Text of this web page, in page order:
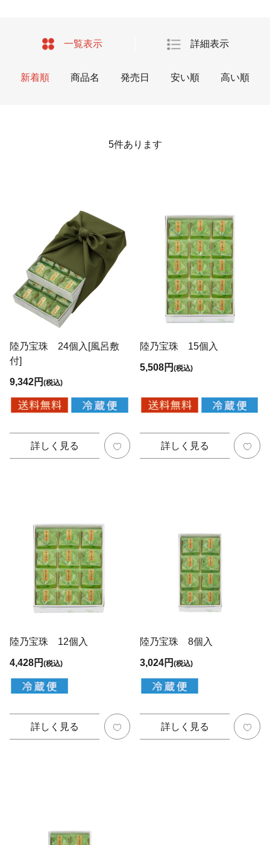
一覧表示 詳細表示
新着順 商品名 発売日 安い順 高い順
5件あります
陸乃宝珠 24個入[風呂敷
付]
9,342円(税込)
詳しく見る
陸乃宝珠 15個入
5,508円(税込)
詳しく見る
陸乃宝珠 12個入
4,428円(税込)
詳しく見る
陸乃宝珠 8個入
3,024円(税込)
詳しく見る